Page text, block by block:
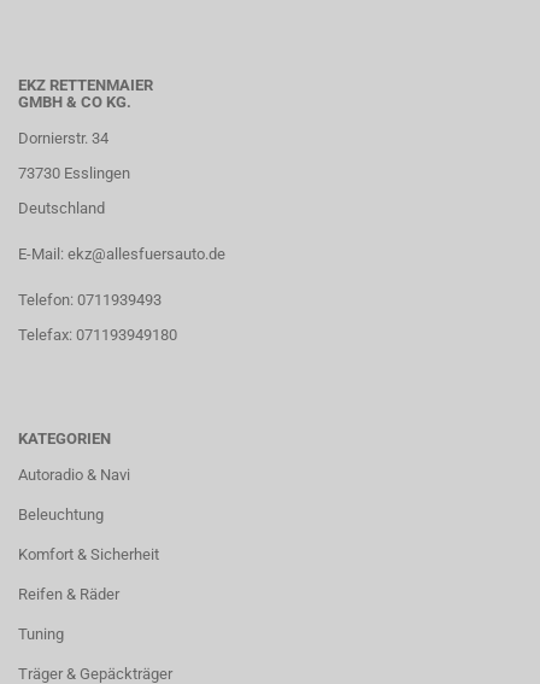
EKZ RETTENMAIER
GMBH & CO KG.
Dornierstr. 34
73730 Esslingen
Deutschland
E-Mail: ekz@allesfuersauto.de
Telefon: 0711939493
Telefax: 071193949180
KATEGORIEN
Autoradio & Navi
Beleuchtung
Komfort & Sicherheit
Reifen & Räder
Tuning
Träger & Gepäckträger